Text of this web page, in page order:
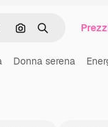
Cerca per
Ricerca
Donna serena